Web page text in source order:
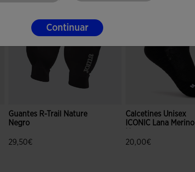
Guantes R-Trail Nature
Negro
29,50€
Calcetines Unisex
ICONIC Lana Merino
20,00€
Continuar